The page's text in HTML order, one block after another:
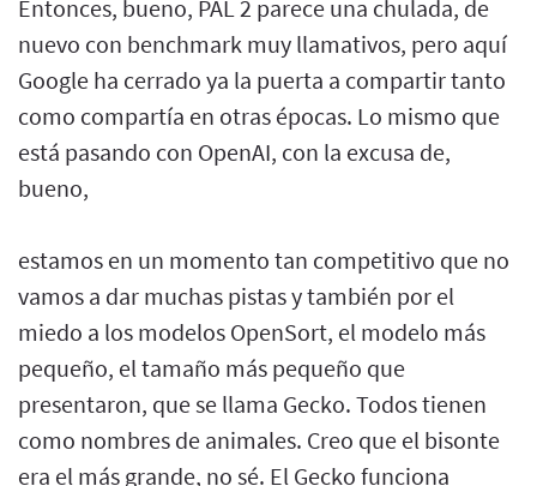
Entonces, bueno, PAL 2 parece una chulada, de
nuevo con benchmark muy llamativos, pero aquí
Google ha cerrado ya la puerta a compartir tanto
como compartía en otras épocas. Lo mismo que
está pasando con OpenAI, con la excusa de,
bueno,
estamos en un momento tan competitivo que no
vamos a dar muchas pistas y también por el
miedo a los modelos OpenSort, el modelo más
pequeño, el tamaño más pequeño que
presentaron, que se llama Gecko. Todos tienen
como nombres de animales. Creo que el bisonte
era el más grande, no sé. El Gecko funciona